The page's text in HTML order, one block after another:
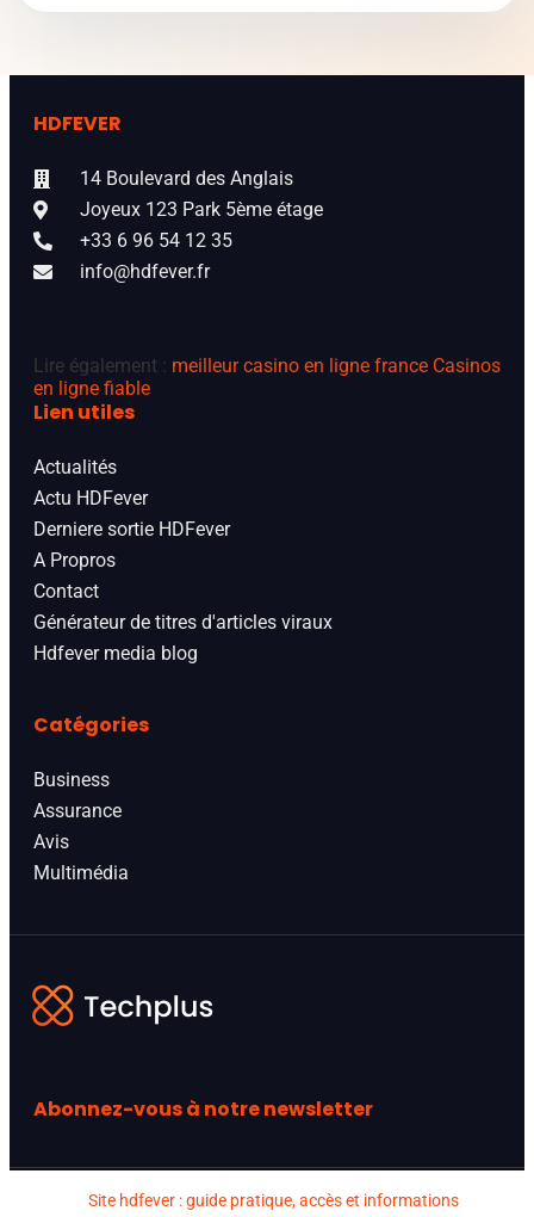
HDFEVER
14 Boulevard des Anglais
Joyeux 123 Park 5ème étage
+33 6 96 54 12 35
info@hdfever.fr
Lire également : meilleur casino en ligne france Casinos
en ligne fiable
Lien utiles
Actualités
Actu HDFever
Derniere sortie HDFever
A Propros
Contact
Générateur de titres d'articles viraux
Hdfever media blog
Catégories
Business
Assurance
Avis
Multimédia
Abonnez-vous à notre newsletter
Site hdfever : guide pratique, accès et informations